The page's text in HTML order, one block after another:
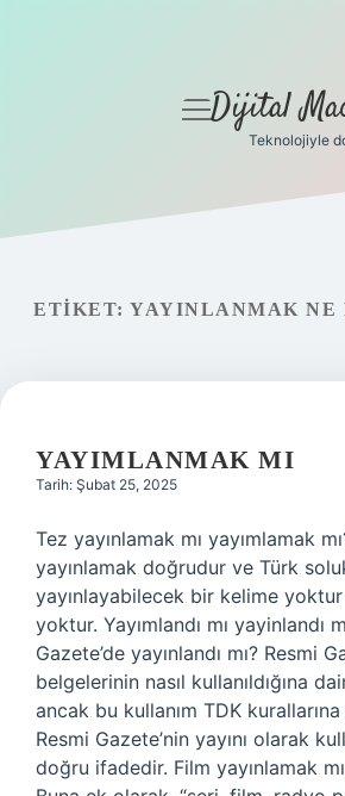
Gizlilik Politikası
menüyü
Dijital
Teknolojiyle
ETIKET: YAYINLANMAK NE
YAYIMLANMAK MI
Tarih: Şubat 25, 2025
Tez yayınlamak mı yayımlamak
yayınlamak doğrudur ve Türk
yayınlayabilecek bir kelime
yoktur. Yayımlandı mı yayinlandı
Gazete’de yayınlandı mı? Resmi
belgelerinin nasıl kullanıldığına
ancak bu kullanım TDK kurallarına
Resmi Gazete’nin yayını olarak
doğru ifadedir. Film yayınlamak